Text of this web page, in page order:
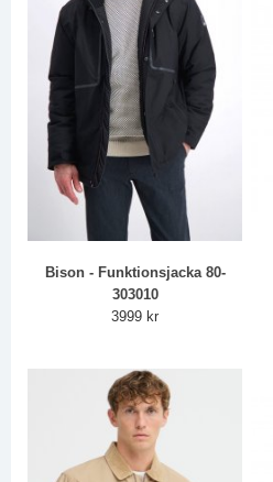
Bison - Funktionsjacka 80-
303010
3999 kr